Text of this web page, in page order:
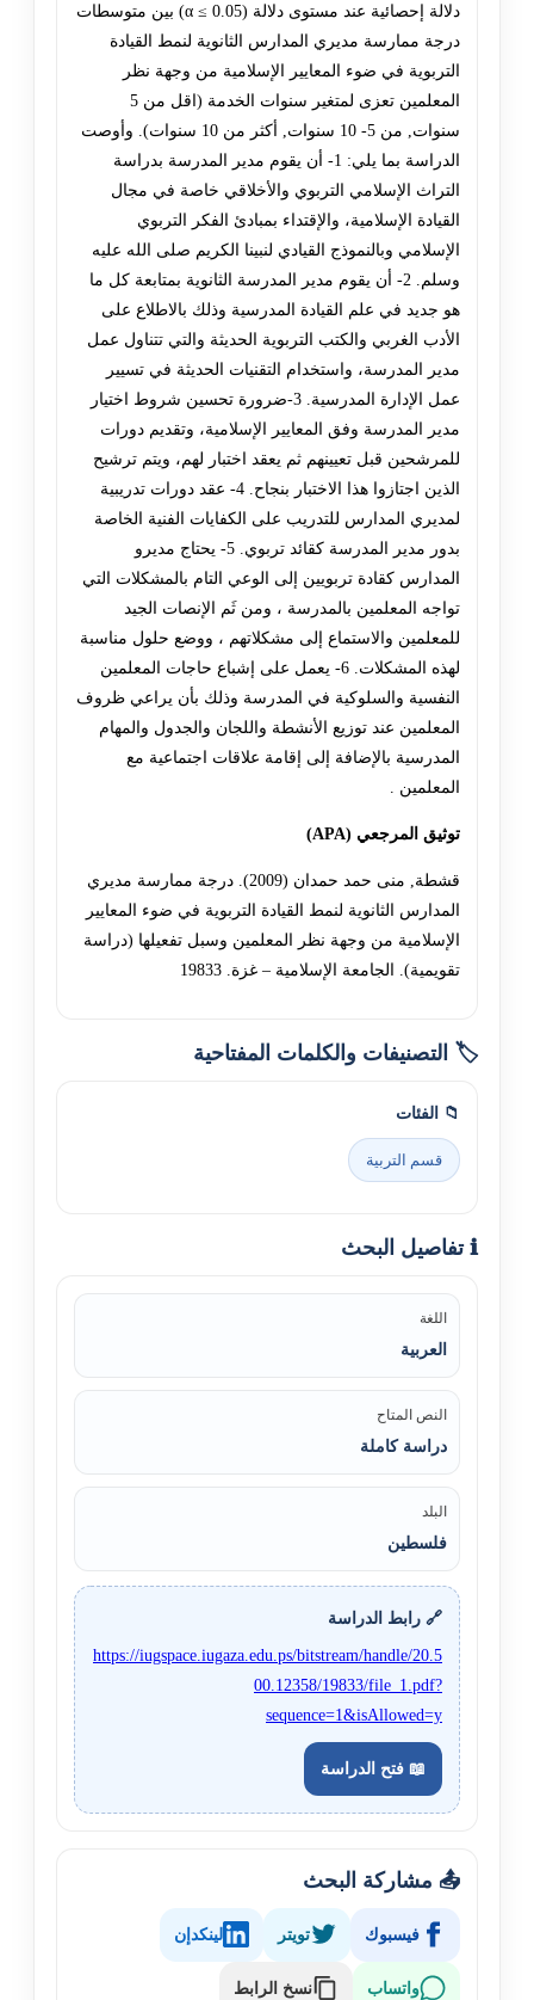
دلالة إحصائية عند مستوى دلالة (α ≤ 0.05) بين متوسطات
درجة ممارسة مديري المدارس الثانوية لنمط القيادة
التربوية في ضوء المعايير الإسلامية من وجهة نظر
المعلمين تعزى لمتغير سنوات الخدمة (اقل من 5
سنوات, من 5- 10 سنوات, أكثر من 10 سنوات). وأوصت
الدراسة بما يلي: 1- أن يقوم مدير المدرسة بدراسة
التراث الإسلامي التربوي والأخلاقي خاصة في مجال
القيادة الإسلامية، والإقتداء بمبادئ الفكر التربوي
الإسلامي وبالنموذج القيادي لنبينا الكريم صلى الله عليه
وسلم. 2- أن يقوم مدير المدرسة الثانوية بمتابعة كل ما
هو جديد في علم القيادة المدرسية وذلك بالاطلاع على
الأدب الغربي والكتب التربوية الحديثة والتي تتناول عمل
مدير المدرسة، واستخدام التقنيات الحديثة في تسيير
عمل الإدارة المدرسية. 3-ضرورة تحسين شروط اختيار
مدير المدرسة وفق المعايير الإسلامية، وتقديم دورات
للمرشحين قبل تعيينهم ثم يعقد اختبار لهم، ويتم ترشيح
الذين اجتازوا هذا الاختبار بنجاح. 4- عقد دورات تدريبية
لمديري المدارس للتدريب على الكفايات الفنية الخاصة
بدور مدير المدرسة كقائد تربوي. 5- يحتاج مديرو
المدارس كقادة تربويين إلى الوعي التام بالمشكلات التي
تواجه المعلمين بالمدرسة ، ومن ثَم الإنصات الجيد
للمعلمين والاستماع إلى مشكلاتهم ، ووضع حلول مناسبة
لهذه المشكلات. 6- يعمل على إشباع حاجات المعلمين
النفسية والسلوكية في المدرسة وذلك بأن يراعي ظروف
المعلمين عند توزيع الأنشطة واللجان والجدول والمهام
المدرسية بالإضافة إلى إقامة علاقات اجتماعية مع
المعلمين .
توثيق المرجعي (APA)
قشطة, منى حمد حمدان (2009). درجة ممارسة مديري
المدارس الثانوية لنمط القيادة التربوية في ضوء المعايير
الإسلامية من وجهة نظر المعلمين وسبل تفعيلها (دراسة
تقويمية). الجامعة الإسلامية – غزة. 19833
🏷️ التصنيفات والكلمات المفتاحية
📁 الفئات
قسم التربية
ℹ️ تفاصيل البحث
اللغة
العربية
النص المتاح
دراسة كاملة
البلد
فلسطين
🔗 رابط الدراسة
https://iugspace.iugaza.edu.ps/bitstream/handle/20.5
00.12358/19833/file_1.pdf?
sequence=1&isAllowed=y
📖 فتح الدراسة
📤 مشاركة البحث
فيسبوك تويتر لينكدإن
واتساب نسخ الرابط